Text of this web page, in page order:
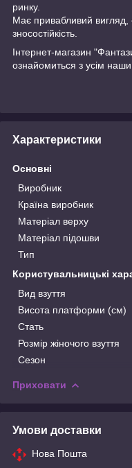
ринку.
Має привабливий вигляд,
зносостійкість.
Інтернет-магазин
ознайомиться з усім
Характеристики
Основні
Виробник
Країна виробник
Матеріал верху
Матеріал підошви
Тип
Користувальницькі
Вид взуття
Висота платформи (см)
Стать
Розмір жіночого взуття
Сезон
Приховати
Умови доставки
Нова Пошта